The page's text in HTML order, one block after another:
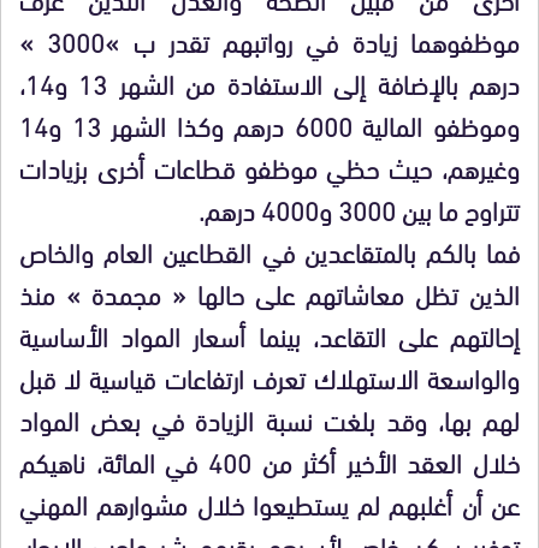
موظفوهما زيادة في رواتبهم تقدر ب »3000 »
درهم بالإضافة إلى الاستفادة من الشهر 13 و14،
وموظفو المالية 6000 درهم وكذا الشهر 13 و14
وغيرهم، حيث حظي موظفو قطاعات أخرى بزيادات
تتراوح ما بين 3000 و4000 درهم.
فما بالكم بالمتقاعدين في القطاعين العام والخاص
الذين تظل معاشاتهم على حالها « مجمدة » منذ
إحالتهم على التقاعد، بينما أسعار المواد الأساسية
والواسعة الاستهلاك تعرف ارتفاعات قياسية لا قبل
لهم بها، وقد بلغت نسبة الزيادة في بعض المواد
خلال العقد الأخير أكثر من 400 في المائة، ناهيكم
عن أن أغلبهم لم يستطيعوا خلال مشوارهم المهني